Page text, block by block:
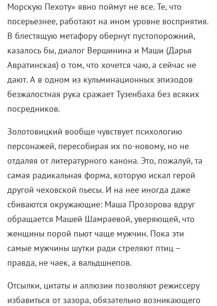
Морскую Пехоту» явно поймут не все. Те, что
посерьезнее, работают на ином уровне восприятия.
В блестящую метафору обернут пустопорожний,
казалось бы, диалог Вершинина и Маши (Дарья
Авратинская) о том, что хочется чаю, а сейчас не
дают. А в одном из кульминационных эпизодов
безжалостная рука сражает Тузенбаха без всяких
посредников.
Золотовицкий вообще чувствует психологию
персонажей, пересобирая их по-новому, но не
отдаляя от литературного канона. Это, пожалуй, та
самая радикальная форма, которую искал герой
другой чеховской пьесы. И на нее иногда даже
сбиваются окружающие: Маша Прозорова вдруг
обращается Машей Шамраевой, уверяющей, что
женщины порой пьют чаще мужчин. Пока эти
самые мужчины шутки ради стреляют птиц –
правда, не чаек, а вальдшнепов.
Отсылки, цитаты и аллюзии позволяют режиссеру
избавиться от зазора, обязательно возникающего